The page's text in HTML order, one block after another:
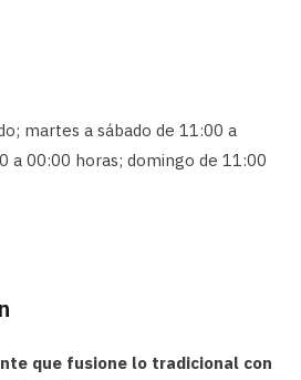
martes a sábado de 11:00 a
a 00:00 horas; domingo de 11:00
que fusione lo tradicional con